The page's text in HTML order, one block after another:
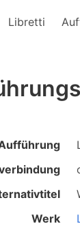
Libretti
Werk